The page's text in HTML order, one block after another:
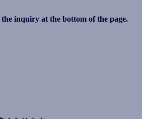
inquiry at the bottom of the page.